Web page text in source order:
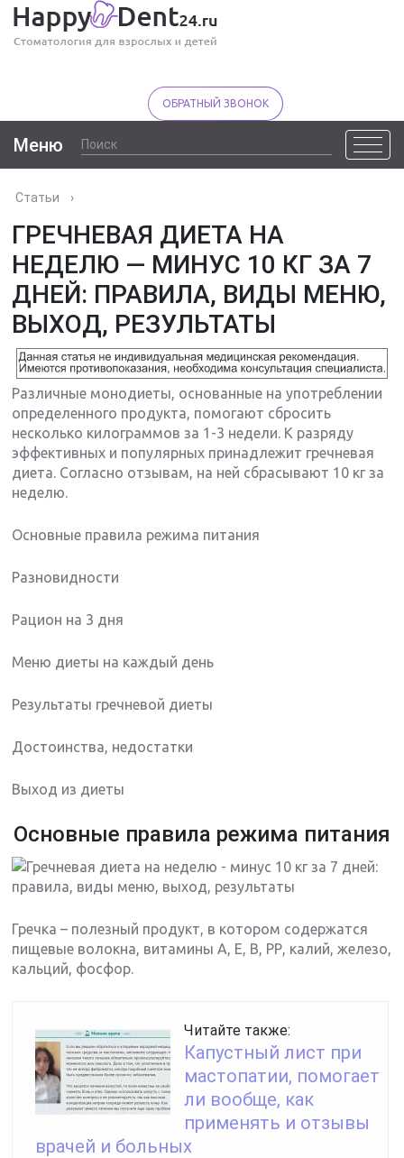
ОБРАТНЫЙ ЗВОНОК
Меню
Статьи ›
ГРЕЧНЕВАЯ ДИЕТА НА
НЕДЕЛЮ — МИНУС 10 КГ ЗА 7
ДНЕЙ: ПРАВИЛА, ВИДЫ МЕНЮ,
ВЫХОД, РЕЗУЛЬТАТЫ
Различные монодиеты, основанные на употреблении
определенного продукта, помогают сбросить
несколько килограммов за 1-3 недели. К разряду
эффективных и популярных принадлежит гречневая
диета. Согласно отзывам, на ней сбрасывают 10 кг за
неделю.
Основные правила режима питания
Разновидности
Рацион на 3 дня
Меню диеты на каждый день
Результаты гречневой диеты
Достоинства, недостатки
Выход из диеты
Основные правила режима питания
Гречка – полезный продукт, в котором содержатся
пищевые волокна, витамины А, Е, В, РР, калий, железо,
кальций, фосфор.
Читайте также:
Капустный лист при
мастопатии, помогает
ли вообще, как
применять и отзывы
врачей и больных